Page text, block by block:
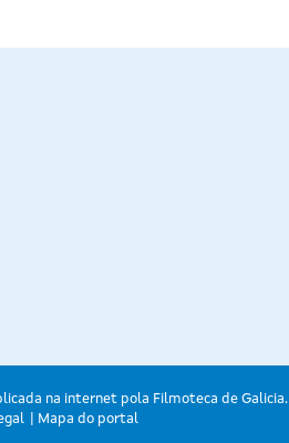
na internet pola Filmoteca de Galicia.
Mapa do portal